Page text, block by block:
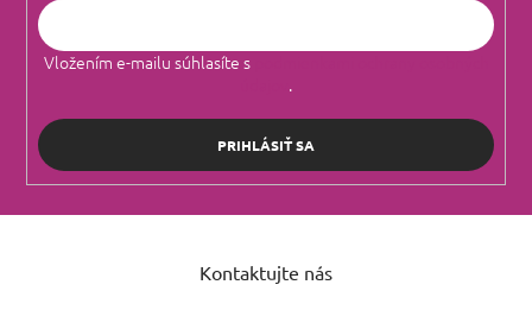
Vložením e-mailu súhlasíte s
.
PRIHLÁSIŤ SA
Kontaktujte nás